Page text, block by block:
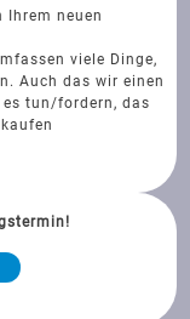
Ihrem neuen
viele Dinge,
Auch das wir einen
es tun/fordern, das